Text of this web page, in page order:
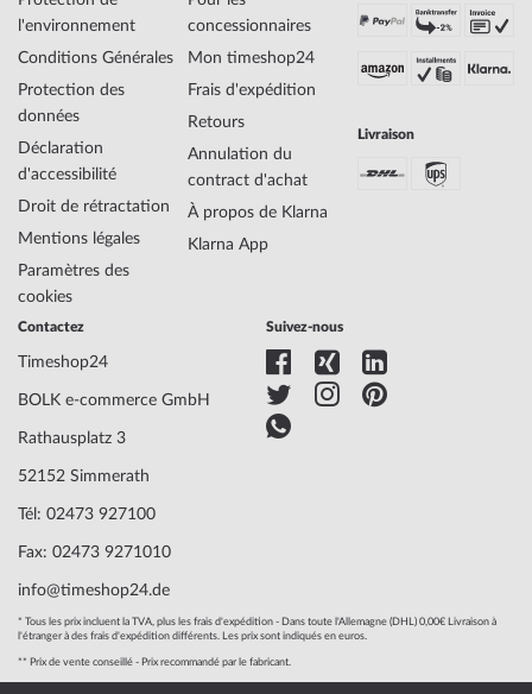
Poids de l'article
0.10
Analogique
Quartz
Fonctions
Date, Minute, Second, Heure
Matériau du
Largeur du logement
Épaisseur du
logement
Forme du boîtier
Surface
Dossier
Couleur du cadran
Matériau des
bracelets
Acier
l'environnement
Conditions Générales
Protection des
données
Déclaration
d'accessibilité
Droit de rétractation
Mentions légales
Paramètres des
cookies
concessionnaires
Mon timeshop24
Frais d'expédition
Retours
Annulation du
contract d'achat
À propos de Klarna
Klarna App
Livraison
Contactez
Timeshop24
BOLK e-commerce GmbH
Rathausplatz 3
52152 Simmerath
Tél: 02473 927100
Fax: 02473 9271010
info@timeshop24.de
Suivez-nous
* Tous les prix incluent la TVA, plus les frais d'expédition - Dans toute l'Allemagne (DHL) 0,00€ Livraison à
l'étranger à des frais d'expédition différents. Les prix sont indiqués en euros.
** Prix de vente conseillé - Prix recommandé par le fabricant.